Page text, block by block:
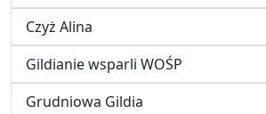
Czyż Alina
Gildianie wsparli WOŚP
Grudniowa Gildia